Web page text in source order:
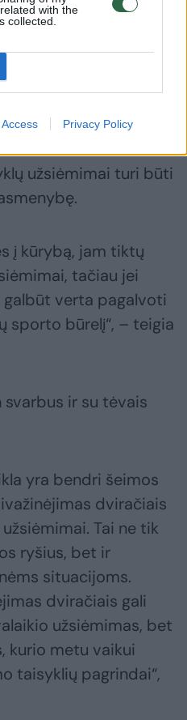
with the
collected.
Privacy Policy
stovyklas ar dienos
bendroje veikloje
įgūdžius, bet
– sako
užsiėmimai turi būti
į kūrybą, jam tiktų
tačiau jei
galbūt verta pagalvoti
sporto būrelį“, – teigia
ir su tėvais
yra bendri šeimos
dviračiais
Tai ne tik
ryšius, bet ir
situacijoms.
dviračiais gali
užsiėmimas, bet
kurio metu vaikui
taisyklių pagrindai“,